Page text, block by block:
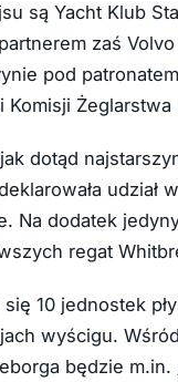
są Yacht Klub
zaś
pod
Komisji Żeglarstwa
dotąd
udział
Na dodatek
regat
się 10 jednostek
wyścigu.
będzie m.in.